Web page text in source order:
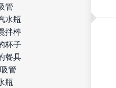
管
水瓶
拌棒
杯子
餐具
管
瓶